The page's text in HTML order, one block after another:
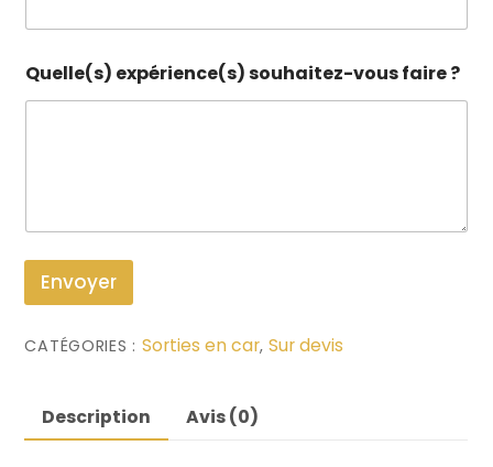
Quelle(s) expérience(s) souhaitez-vous faire ?
Envoyer
CATÉGORIES : Sorties en car,Sur devis
Description Avis (0)